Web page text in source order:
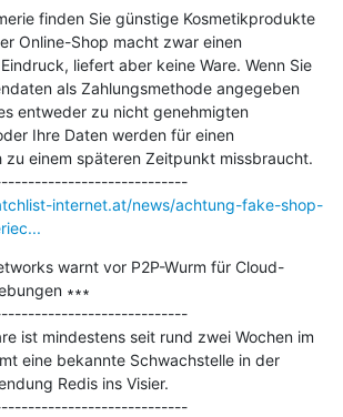
finden Sie günstige Kosmetikprodukte
Online-Shop macht zwar einen
liefert aber keine Ware. Wenn Sie
als Zahlungsmethode angegeben
entweder zu nicht genehmigten
Ihre Daten werden für einen
zu einem späteren Zeitpunkt missbraucht.
---------------------------------------------
internet.at/news/achtung-fake-shop-
warnt vor P2P-Wurm für Cloud-
∗∗∗
ist mindestens seit rund zwei Wochen im
eine bekannte Schwachstelle in der
Redis ins Visier.
---------------------------------------------